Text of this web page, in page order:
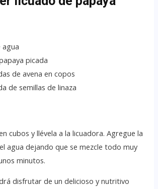
agua
picada
de avena en copos
de semillas de linaza
cubos y llévela a la licuadora. Agregue la
agua dejando que se mezcle todo muy
minutos.
disfrutar de un delicioso y nutritivo